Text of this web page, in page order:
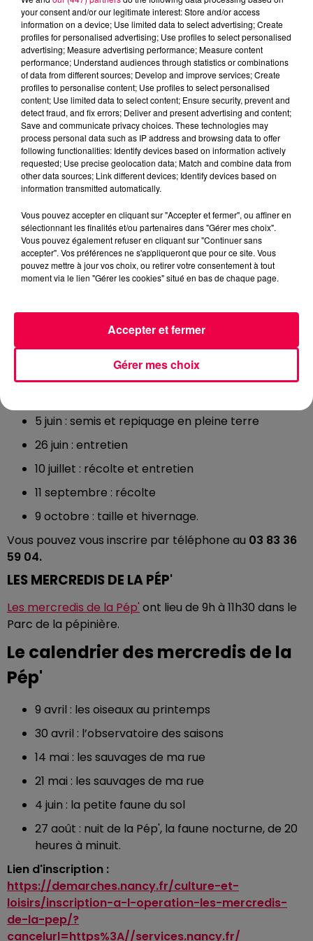
Cet atelier potager pourrait aussi servir de cadre pour
des interventions/ateliers/conférences communs
entre scientifiques, jardiniers et citoyens.
Attention :cet atelier est réservé pour un groupe
d’environ dix personnes qui devra s’investir sur la
saison complète.
L’inscription à ce groupe est réservée de préférence
aux habitants du quartier Saint-Pierre René II
Bonsecours en lien avec l’atelier de vie de quartier.
Le calendrier de l'atelier potager
L'atelir potager a lieu de 13h30 à 16h30 aux serres
municipales, 106 boulevard Lobau, à Nancy. Il est
possible d'y accéder par le parc Olry en passant par
le parking.
13 mars : semis et repiquage sous serre
27 mars : préparation du terrain
3 avril : empotage
5 juin : semis et repiquage en pleine terre
26 juin : entretien
10 juillet : récolte et entretien
11 septembre : récolte
9 octobre : taille et hivernage.
Vous pouvez vous inscrire par téléphone au 03 83 36
59 04.
LES MERCREDIS DE LA PÉP'
Les mercredis de la Pép' ont lieu de 9h à 11h30 dans le
Parc de la pépinière.
Le calendrier des mercredis de la
Pép'
9 avril : les oiseaux au printemps
30 avril : l’observatoire des saisons
14 mai : les sauvages de ma rue
21 mai : les sauvages de ma rue
4 juin : la petite faune du sol
27 août : nuit de la Pép', la faune nocturne, de 20
heures à minuit.
Lien d'inscription :
https://demarches.nancy.fr/culture-et-
loisirs/inscription-a-l-operation-les-mercredis-
de-la-pep/?
cancelurl=https%3A//services.nancy.fr/
your consent and/or our legitimate interest: Store and/or access
information on a device; Use limited data to select advertising; Create
profiles for personalised advertising; Use profiles to select personalised
advertising; Measure advertising performance; Measure content
performance; Understand audiences through statistics or combinations
of data from different sources; Develop and improve services; Create
profiles to personalise content; Use profiles to select personalised
content; Use limited data to select content; Ensure security, prevent and
detect fraud, and fix errors; Deliver and present advertising and content;
Save and communicate privacy choices. These technologies may
process personal data such as IP address and browsing data to offer
following functionalities: Identify devices based on information actively
requested; Use precise geolocation data; Match and combine data from
other data sources; Link different devices; Identify devices based on
information transmitted automatically.
Vous pouvez accepter en cliquant sur "Accepter et fermer", ou affiner en
sélectionnant les finalités et/ou partenaires dans "Gérer mes choix".
Vous pouvez également refuser en cliquant sur "Continuer sans
accepter". Vos préférences ne s'appliqueront que pour ce site. Vous
pouvez mettre à jour vos choix, ou retirer votre consentement à tout
moment via le lien "Gérer les cookies" situé en bas de chaque page.
Gérer mes choix
Accepter et fermer